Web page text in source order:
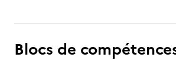
Blocs de